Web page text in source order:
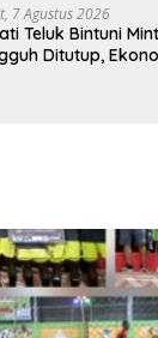
7 Agustus 2026
Teluk Bintuni
Ditutup,